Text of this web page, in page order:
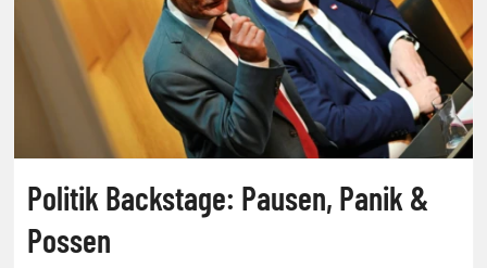
Politik Backstage: Pausen, Panik &
Possen